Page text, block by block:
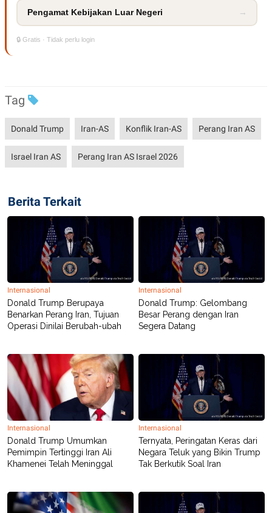
Pengamat Kebijakan Luar Negeri →
🔒 Gratis · Tidak perlu login
Tag
Donald Trump Iran-AS Konflik Iran-AS Perang Iran AS
Israel Iran AS Perang Iran AS Israel 2026
Berita Terkait
Internasional
Donald Trump Berupaya
Benarkan Perang Iran, Tujuan
Operasi Dinilai Berubah-ubah
Internasional
Donald Trump: Gelombang
Besar Perang dengan Iran
Segera Datang
Internasional
Donald Trump Umumkan
Pemimpin Tertinggi Iran Ali
Khamenei Telah Meninggal
Internasional
Ternyata, Peringatan Keras dari
Negara Teluk yang Bikin Trump
Tak Berkutik Soal Iran